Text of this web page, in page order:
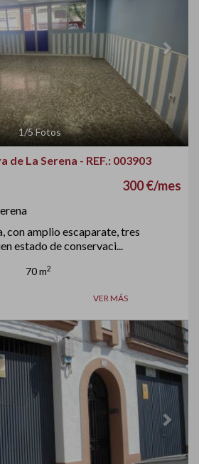
1/5Fotos
de La Serena - REF.: 003903
300 €/mes
con amplio escaparate, tres
estado de conservaci...
70 m2
VER MÁS
Next